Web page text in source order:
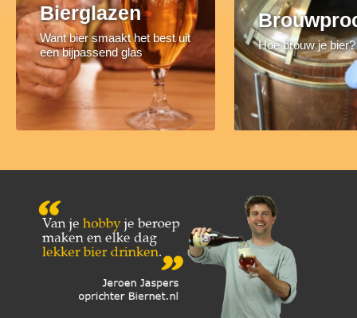
Bierglazen
Want bier smaakt het best uit
een bijpassend glas
Hoe brouw je bier?